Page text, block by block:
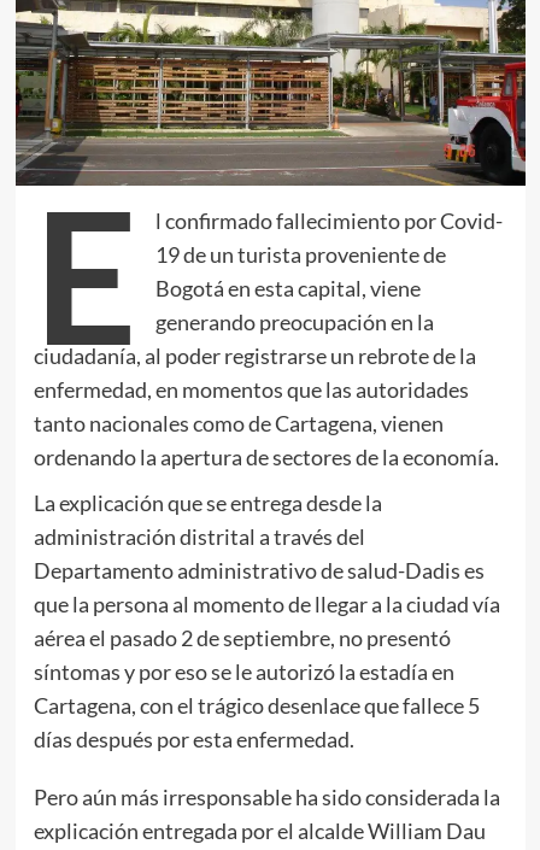
E
l confirmado fallecimiento por Covid-
19 de un turista proveniente de
Bogotá en esta capital, viene
generando preocupación en la
ciudadanía, al poder registrarse un rebrote de la
enfermedad, en momentos que las autoridades
tanto nacionales como de Cartagena, vienen
ordenando la apertura de sectores de la economía.
La explicación que se entrega desde la
administración distrital a través del
Departamento administrativo de salud-Dadis es
que la persona al momento de llegar a la ciudad vía
aérea el pasado 2 de septiembre, no presentó
síntomas y por eso se le autorizó la estadía en
Cartagena, con el trágico desenlace que fallece 5
días después por esta enfermedad.
Pero aún más irresponsable ha sido considerada la
explicación entregada por el alcalde William Dau